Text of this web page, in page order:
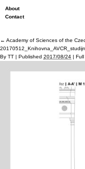
About
Contact
← Academy of Sciences of the
By TT | Published 2017/08/24 | Full